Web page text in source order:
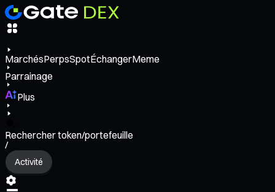
MarchésPerpsSpotÉchangerMeme
Parrainage
Plus
Rechercher token/portefeuille
/
Activité